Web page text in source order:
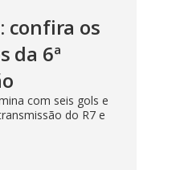
confira os
da 6ª
com seis gols e
do R7 e